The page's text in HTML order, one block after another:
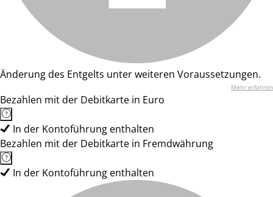
Änderung des Entgelts unter weiteren Voraussetzungen.
Mehr erfahren
Bezahlen mit der Debitkarte in Euro
In der Kontoführung enthalten
Bezahlen mit der Debitkarte in Fremdwährung
In der Kontoführung enthalten